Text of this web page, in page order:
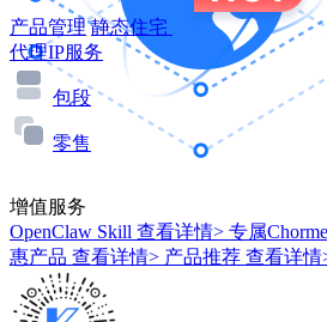
产品管理 静态住宅
代理IP服务
包段
零售
增值服务
OpenClaw Skill 查看详情> 专属
惠产品 查看详情> 产品推荐 查看详情